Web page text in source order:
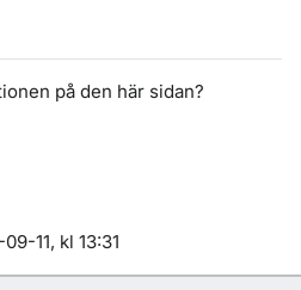
på den här sidan?
11, kl 13:31